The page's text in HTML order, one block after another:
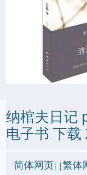
纳棺夫日记
电子书 下载
简体网页||繁体